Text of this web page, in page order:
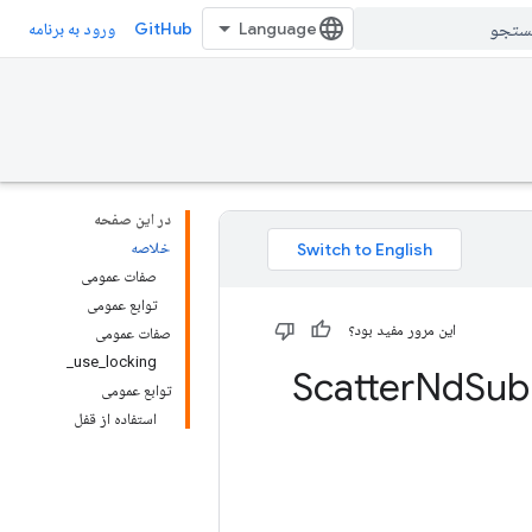
GitHub ورود به برنامه
در این صفحه
خلاصه
صفات عمومی
توابع عمومی
صفات عمومی
use_locking_
توابع عمومی
استفاده از قفل
این مرور مفید بود؟
NdSub